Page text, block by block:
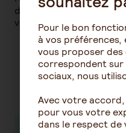
de carrière) et si vous le
votre carrière pour
Découvrez
même
Pour le bon
à vos
vous proposer des
correspondent
sociaux, nous
Avec votre
pour vous votre
dans le respect de